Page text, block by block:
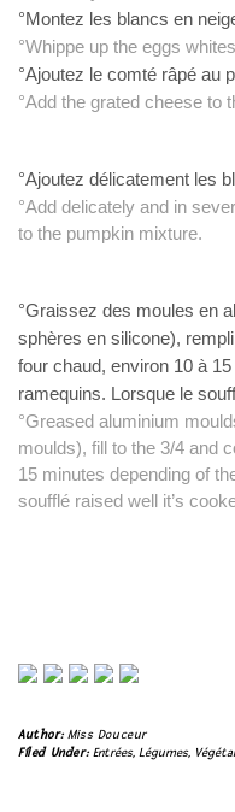
°Montez les blancs en
°Whippe up the eggs
°Ajoutez le comté râpé au
°Add the grated cheese to
°Ajoutez délicatement les
°Add delicately and in
to the pumpkin mixture.
°Graissez des moules en
sphères en silicone),
four chaud, environ 10 à
ramequins. Lorsque le
°Greased aluminium
moulds), fill to the 3/4 and
15 minutes depending of
soufflé raised well it’s
Author: Miss Douceur
Filed Under: Entrées, Légumes,